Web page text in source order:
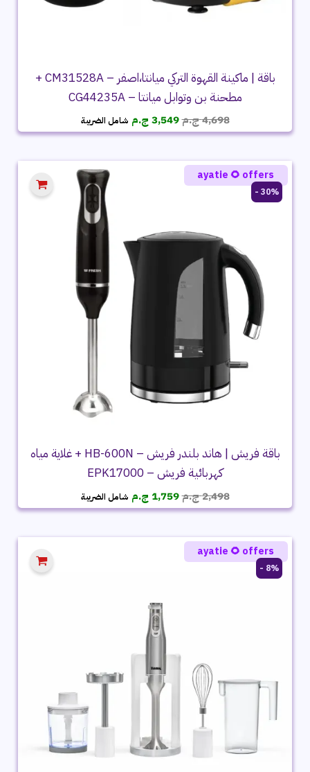
باقة | ماكينة القهوة التركي ميانتا،اصفر – CM31528A +
مطحنة بن وتوابل ميانتا – CG44235A
4,698ج.مالسعر
الأصلي
4,698 ج.م.
3,549 ج.م السعر
الحالي
3,549 ج.م.
شامل الضريبة
30% -
باقة فريش | هاند بلندر فريش – HB-600N + غلاية مياه
كهربائية فريش – EPK17000
2,498ج.مالسعر
الأصلي
2,498 ج.م.
1,759 ج.م السعر
الحالي
1,759 ج.م.
شامل الضريبة
ayatie 🌻 offers
8% -
ayatie 🌻 offers